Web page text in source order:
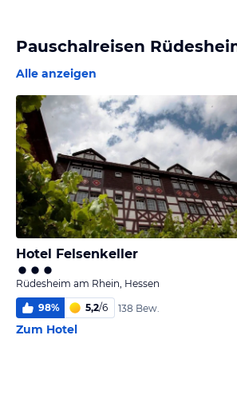
Pauschalreisen
Alle anzeigen
Hotel Felsenkeller
Rüdesheim am Rhein, Hessen
98% 5,2/6 138 Bew.
Zum Hotel